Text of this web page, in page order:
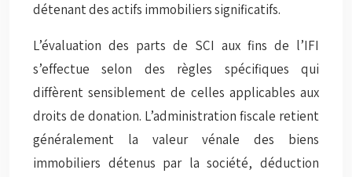
détenant des actifs immobiliers significatifs.
L’évaluation des parts de SCI aux fins de l’IFI
s’effectue selon des règles spécifiques qui
diffèrent sensiblement de celles applicables aux
droits de donation. L’administration fiscale retient
généralement la valeur vénale des biens
immobiliers détenus par la société, déduction